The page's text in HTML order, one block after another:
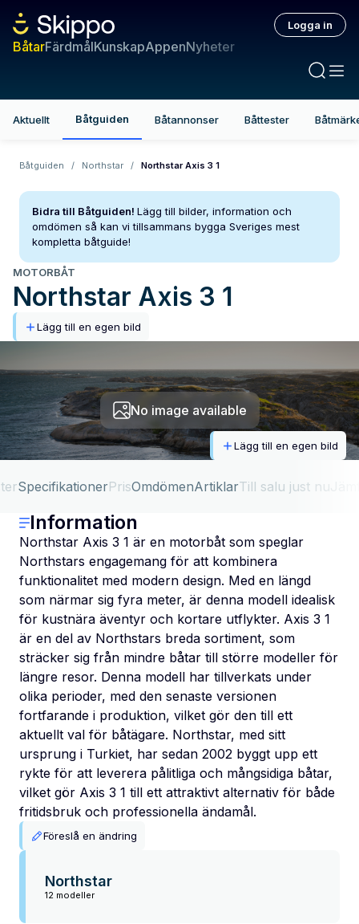
BåtarFärdmålKunskapAppenNyheter
Logga in
Aktuellt Båtguiden Båtannonser Båttester
Båtguiden / Northstar / Northstar Axis 3 1
Bidra till Båtguiden! Lägg till bilder, information och
omdömen så kan vi tillsammans bygga Sveriges mest
kompletta båtguide!
MOTORBÅT
Northstar Axis 3 1
Lägg till en egen bild
No image available
Lägg till en egen bild
SpecifikationerPrisOmdömenArtiklarTill salu just nu
Information
Northstar Axis 3 1 är en motorbåt som speglar
Northstars engagemang för att kombinera
funktionalitet med modern design. Med en längd
som närmar sig fyra meter, är denna modell idealisk
för kustnära äventyr och kortare utflykter. Axis 3 1
är en del av Northstars breda sortiment, som
sträcker sig från mindre båtar till större modeller för
längre resor. Denna modell har tillverkats under
olika perioder, med den senaste versionen
fortfarande i produktion, vilket gör den till ett
aktuellt val för båtägare. Northstar, med sitt
ursprung i Turkiet, har sedan 2002 byggt upp ett
rykte för att leverera pålitliga och mångsidiga båtar,
vilket gör Axis 3 1 till ett attraktivt alternativ för både
fritidsbruk och professionella ändamål.
Föreslå en ändring
Northstar
12 modeller